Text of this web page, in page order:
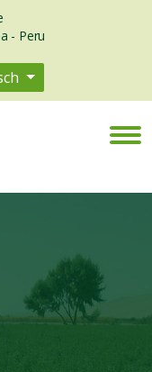
- Peru